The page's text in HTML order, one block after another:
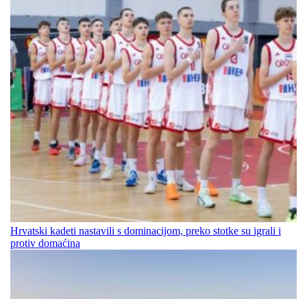
Hrvatski kadeti nastavili s dominacijom, preko stotke su igrali i
protiv domaćina